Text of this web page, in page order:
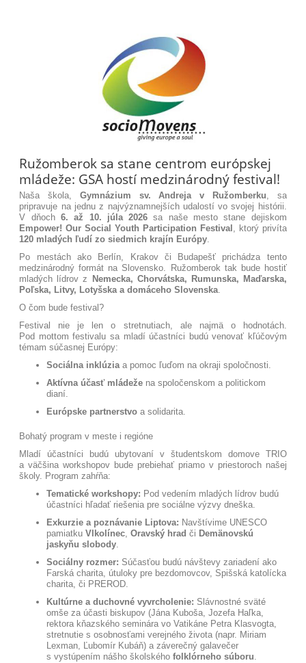
Ružomberok sa stane centrom európskej
mládeže: GSA hostí medzinárodný festival!
Naša škola, Gymnázium sv. Andreja v Ružomberku, sa
pripravuje na jednu z najvýznamnejších udalostí vo svojej histórii.
V dňoch 6. až 10. júla 2026 sa naše mesto stane dejiskom
Empower! Our Social Youth Participation Festival , ktorý privíta
120 mladých ľudí zo siedmich krajín Európy.
Po mestách ako Berlín, Krakov či Budapešť prichádza tento
medzinárodný formát na Slovensko. Ružomberok tak bude hostiť
mladých lídrov z
Nemecka, Chorvátska, Rumunska, Maďarska,
Poľska, Litvy, Lotyšska a domáceho Slovenska.
O čom bude festival?
Festival nie je len o stretnutiach, ale najmä o hodnotách.
Pod mottom festivalu sa mladí účastníci budú venovať kľúčovým
témam súčasnej Európy:
Sociálna inklúziaa pomoc ľuďom na okraji spoločnosti.
Aktívna účasť mládeže na spoločenskom a politickom
dianí.
Európske partnerstvo a solidarita.
Bohatý program v meste i regióne
Mladí účastníci budú ubytovaní v študentskom domove TRIO
a väčšina workshopov bude prebiehať priamo v priestoroch našej
školy. Program zahŕňa:
Tematické workshopy: Pod vedením mladých lídrov budú
účastníci hľadať riešenia pre sociálne výzvy dneška.
Exkurzie a poznávanie Liptova: Navštívime UNESCO
pamiatkuVlkolínec,Oravský hrad či Demänovskú
jaskyňu slobody.
Sociálny rozmer: Súčasťou budú návštevy zariadení ako
Farská charita, útuloky pre bezdomovcov, Spišská katolícka
charita, či PREROD.
Kultúrne a duchovné vyvrcholenie: Slávnostné sväté
omše za účasti biskupov (Jána Kuboša, Jozefa Haľka,
rektora kňazského seminára vo Vatikáne Petra Klasvogta,
stretnutie s osobnosťami verejného života (napr. Miriam
Lexman, Ľubomír Kubáň) a záverečný galavečer
s vystúpením nášho školskéhofolklórneho súboru.